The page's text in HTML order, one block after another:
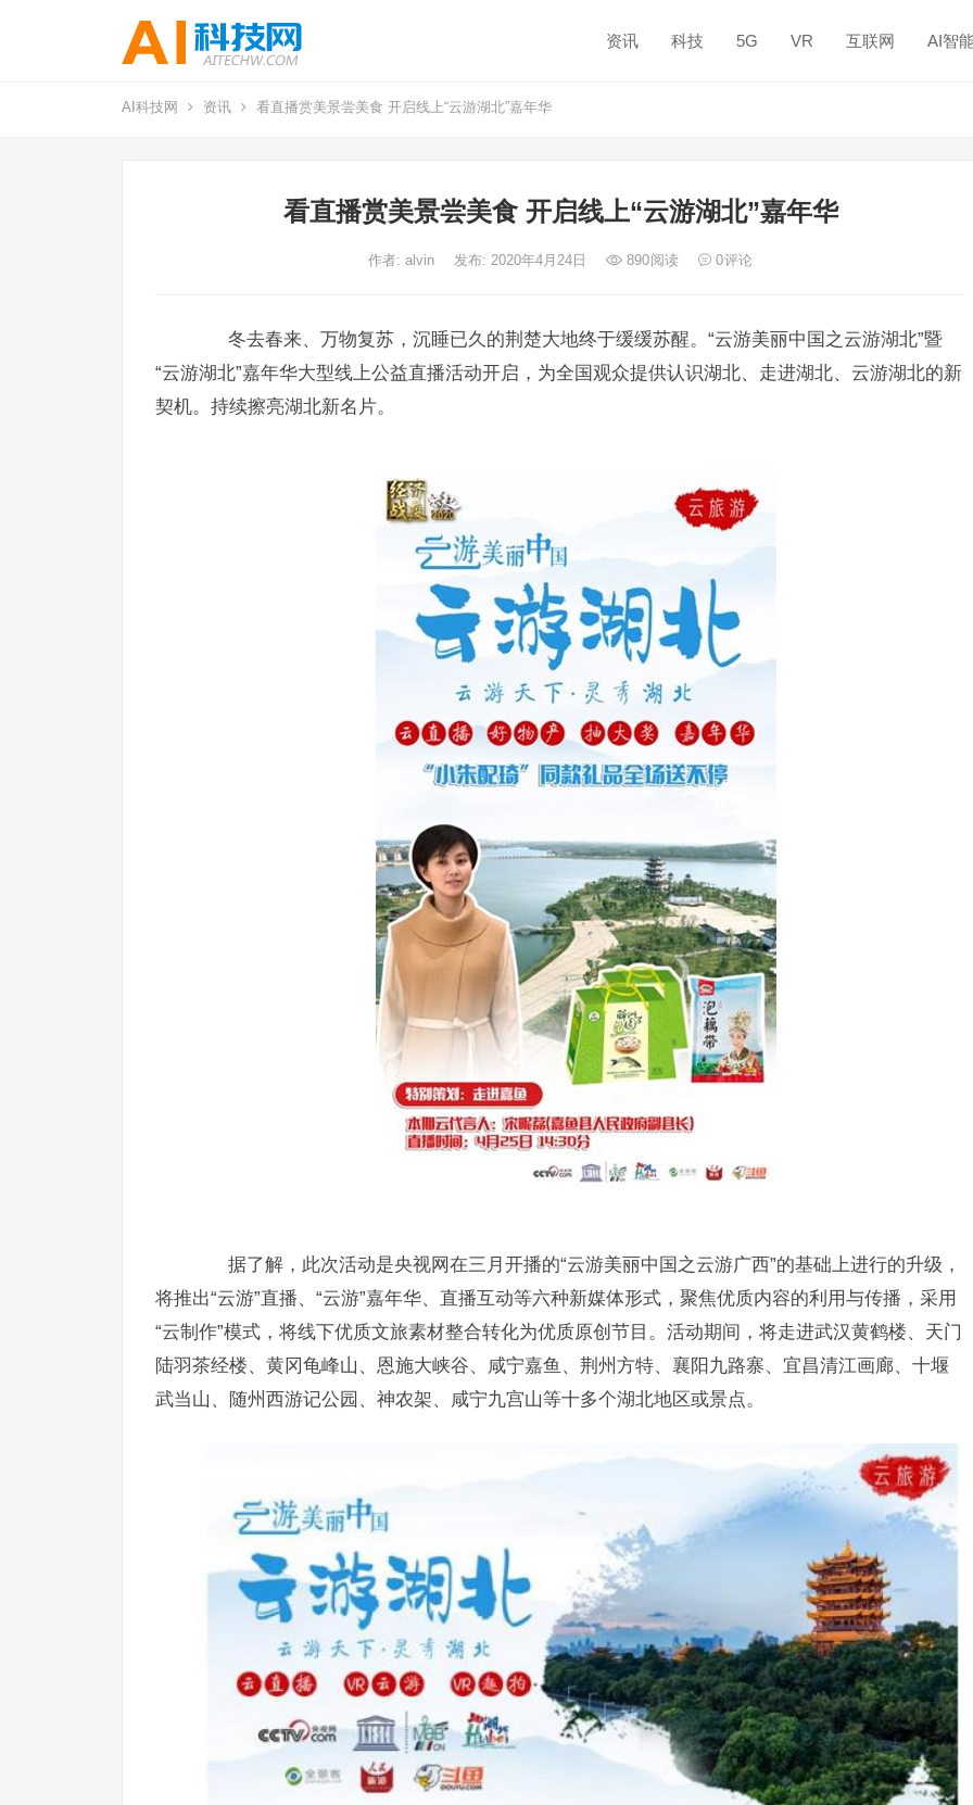
资讯 科技 5G VR 互联网 AI智
AI科技网 资讯 看直播赏美景尝美食 开启线上“云游湖北”嘉年华
看直播赏美景尝美食 开启线上“云游湖北”嘉年华
作者: alvin 发布: 2020年4月24日 890阅读 0评论
冬去春来、万物复苏，沉睡已久的荆楚大地终于缓缓苏醒。“云游美丽中国之云游湖北”暨
“云游湖北”嘉年华大型线上公益直播活动开启，为全国观众提供认识湖北、走进湖北、云游湖北的新
契机。持续擦亮湖北新名片。
据了解，此次活动是央视网在三月开播的“云游美丽中国之云游广西”的基础上进行的升级，
将推出“云游”直播、“云游”嘉年华、直播互动等六种新媒体形式，聚焦优质内容的利用与传播，采用
“云制作”模式，将线下优质文旅素材整合转化为优质原创节目。活动期间，将走进武汉黄鹤楼、天门
陆羽茶经楼、黄冈龟峰山、恩施大峡谷、咸宁嘉鱼、荆州方特、襄阳九路寨、宜昌清江画廊、十堰
武当山、随州西游记公园、神农架、咸宁九宫山等十多个湖北地区或景点。